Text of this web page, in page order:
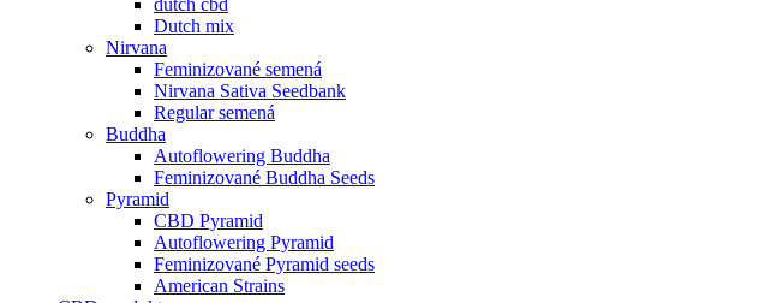
dutch cbd
Dutch mix
Nirvana
Feminizované semená
Nirvana Sativa Seedbank
Regular semená
Buddha
Autoflowering Buddha
Feminizované Buddha Seeds
Pyramid
CBD Pyramid
Autoflowering Pyramid
Feminizované Pyramid seeds
American Strains